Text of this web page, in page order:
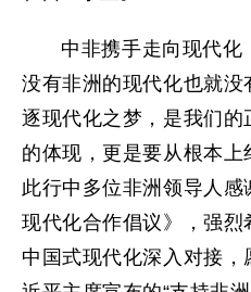
中非携手走向现代化
没有非洲的现代化也就
逐现代化之梦，是我们
的体现，更是要从根本上
此行中多位非洲领导人
现代化合作倡议》，强烈
中国式现代化深入对接，